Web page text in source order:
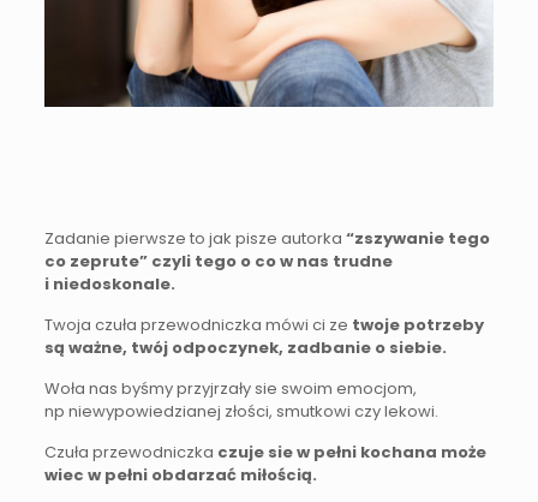
Zadanie pierwsze to jak pisze autorka “zszywanie tego
co zeprute” czyli tego o co w nas trudne
i niedoskonale.
Twoja czuła przewodniczka mówi ci ze twoje potrzeby
są ważne, twój odpoczynek, zadbanie o siebie.
Woła nas byśmy przyjrzały sie swoim emocjom,
np niewypowiedzianej złości, smutkowi czy lekowi.
Czuła przewodniczka czuje sie w pełni kochana może
wiec w pełni obdarzać miłością.